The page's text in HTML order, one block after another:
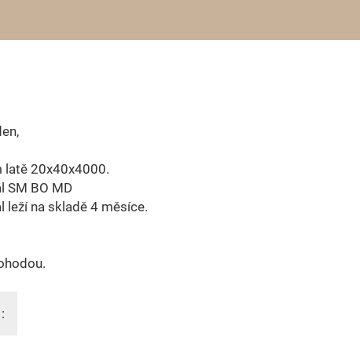
latě 20x40x4000.
SM BO MD
leží na skladě 4 měsíce.